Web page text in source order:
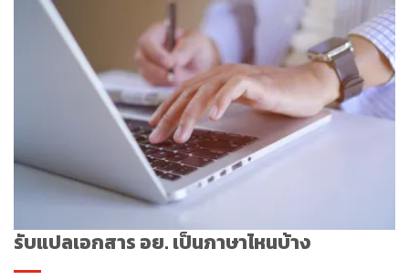
รับแปลเอกสาร อย. เป็นภาษาไหนบ้าง